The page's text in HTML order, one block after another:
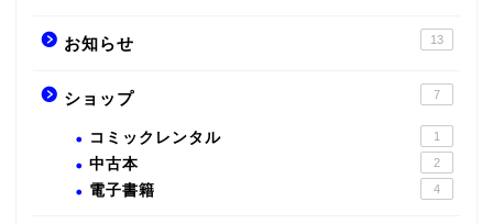
お知らせ 13
ショップ 7
コミックレンタル 1
中古本 2
電子書籍 4